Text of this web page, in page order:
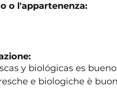
o l'appartenenza:
y biológicas es
e biologiche è